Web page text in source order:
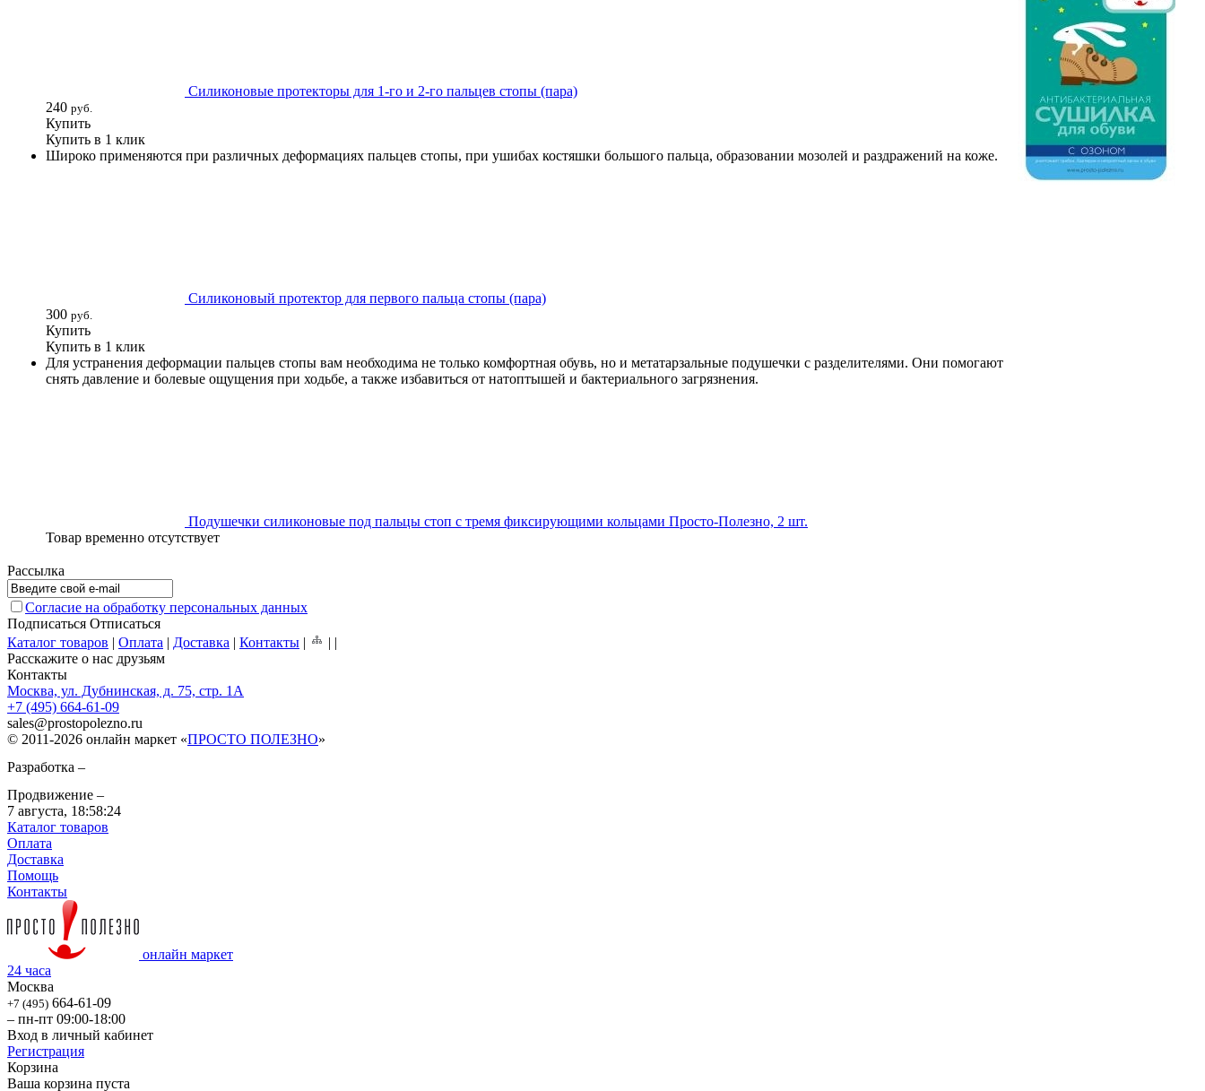
Силиконовые протекторы для 1-го и 2-го пальцев стопы (пара)
240 руб.
Купить
Купить в 1 клик
Широко применяются при различных деформациях пальцев стопы, при ушибах костяшки большого пальца, образовании мозолей и раздражений на коже.
Силиконовый протектор для первого пальца стопы (пара)
300 руб.
Купить
Купить в 1 клик
Для устранения деформации пальцев стопы вам необходима не только комфортная обувь, но и метатарзальные подушечки с разделителями. Они помогают
снять давление и болевые ощущения при ходьбе, а также избавиться от натоптышей и бактериального загрязнения.
Подушечки силиконовые под пальцы стоп с тремя фиксирующими кольцами Просто-Полезно, 2 шт.
Товар временно отсутствует
Рассылка
Согласие на обработку персональных данных
Подписаться Отписаться
Каталог товаров | Оплата | Доставка | Контакты | | |
Расскажите о нас друзьям
Контакты
Москва, ул. Дубнинская, д. 75, стр. 1А
+7 (495) 664-61-09
sales@prostopolezno.ru
© 2011-2026 онлайн маркет «ПРОСТО ПОЛЕЗНО»
Разработка –
Продвижение –
7 августа, 18:58:24
Каталог товаров
Оплата
Доставка
Помощь
Контакты
онлайн маркет
24 часа
Москва
+7 (495) 664-61-09
– пн-пт 09:00-18:00
Вход в личный кабинет
Регистрация
Корзина
Ваша корзина пуста